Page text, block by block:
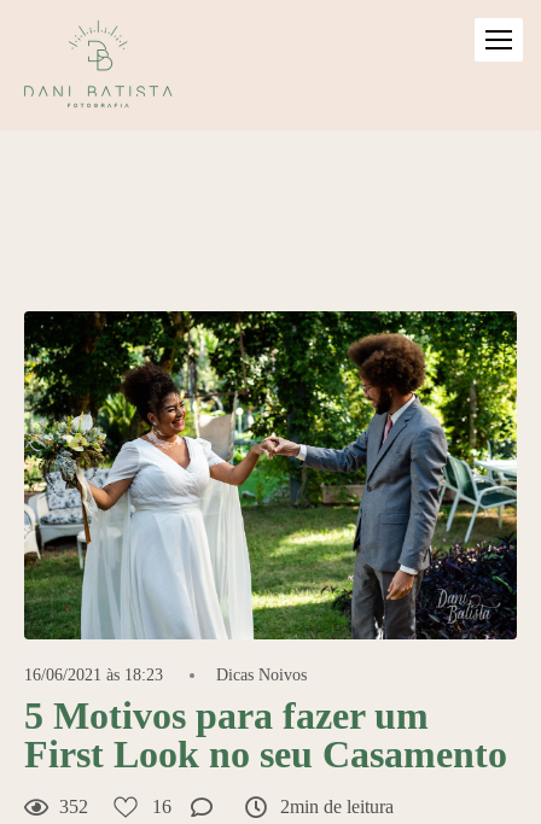
16/06/2021 às 18:23 Dicas Noivos
5 Motivos para fazer um
First Look no seu Casamento
352 16 2min de leitura